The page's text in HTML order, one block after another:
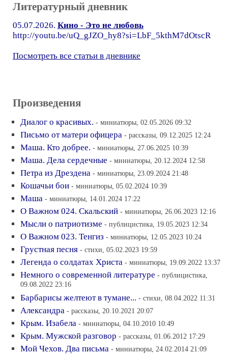
Литературный дневник
05.07.2026. Кино - Это не любовь
http://youtu.be/uQ_gJZO_hy8?si=LbF_5kthM7dOtscR
Посмотреть все статьи в дневнике
Произведения
Диалог о красивых. - миниатюры, 02.05.2026 09:32
Письмо от матери офицера - рассказы, 09.12.2025 12:24
Маша. Кто добрее. - миниатюры, 27.06.2025 10:39
Маша. Дела сердечные - миниатюры, 20.12.2024 12:58
Петра из Дрездена - миниатюры, 23.09.2024 21:48
Кошачьи бои - миниатюры, 05.02.2024 10:39
Маша - миниатюры, 14.01.2024 17:22
О Важном 024. Скальский - миниатюры, 26.06.2023 12:16
Мысли о патриотизме - публицистика, 19.05.2023 12:34
О Важном 023. Тенгиз - миниатюры, 12.05.2023 10:24
Грустная песня - стихи, 05.02.2023 19:59
Легенда о солдатах Христа - миниатюры, 19.09.2022 13:37
Немного о современной литературе - публицистика,
09.08.2022 23:16
Барбарисы желтеют в тумане... - стихи, 08.04.2022 11:31
Александра - рассказы, 20.10.2021 20:07
Крым. Изабела - миниатюры, 04.10.2010 10:49
Крым. Мужской разговор - рассказы, 01.06.2012 17:29
Мой Чехов. Два письма - миниатюры, 24.02.2014 21:09